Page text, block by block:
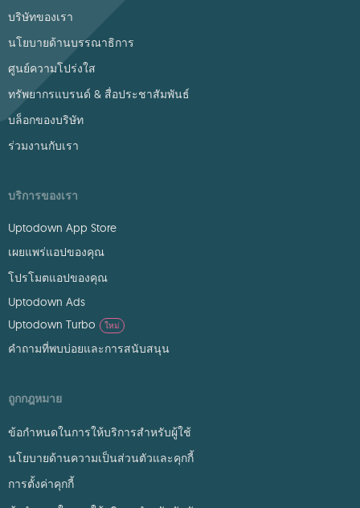
บริษัทของเรา
นโยบายด้านบรรณาธิการ
ศูนย์ความโปร่งใส
ทรัพยากรแบรนด์ & สื่อประชาสัมพันธ์
บล็อกของบริษัท
ร่วมงานกับเรา
บริการของเรา
Uptodown App Store
เผยแพร่แอปของคุณ
โปรโมตแอปของคุณ
Uptodown Ads
Uptodown Turbo
ใหม่
คำถามที่พบบ่อยและการสนับสนุน
ถูกกฎหมาย
ข้อกำหนดในการให้บริการสำหรับผู้ใช้
นโยบายด้านความเป็นส่วนตัวและคุกกี้
การตั้งค่าคุกกี้